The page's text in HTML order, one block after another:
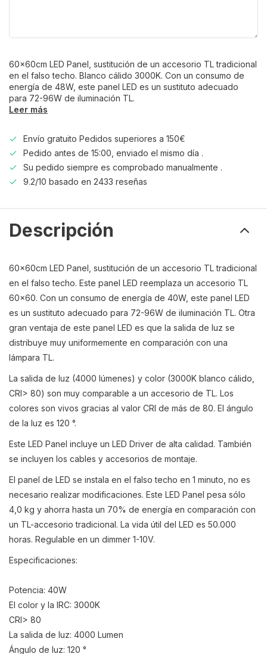
60x60cm LED Panel, sustitución de un accesorio TL tradicional
en el falso techo. Blanco cálido 3000K. Con un consumo de
energía de 48W, este panel LED es un sustituto adecuado
para 72-96W de iluminación TL.
Leer más
Envío gratuito Pedidos superiores a 150€
Pedido antes de 15:00, enviado el mismo día .
Su pedido siempre es comprobado manualmente .
9.2/10 basado en 2433 reseñas
Descripción
60x60cm LED Panel, sustitución de un accesorio TL tradicional
en el falso techo. Este panel LED reemplaza un accesorio TL
60x60. Con un consumo de energía de 40W, este panel LED
es un sustituto adecuado para 72-96W de iluminación TL. Otra
gran ventaja de este panel LED es que la salida de luz se
distribuye muy uniformemente en comparación con una
lámpara TL.
La salida de luz (4000 lúmenes) y color (3000K blanco cálido,
CRI> 80) son muy comparable a un accesorio de TL. Los
colores son vivos gracias al valor CRI de más de 80. El ángulo
de la luz es 120 °.
Este LED Panel incluye un LED Driver de alta calidad. También
se incluyen los cables y accesorios de montaje.
El panel de LED se instala en el falso techo en 1 minuto, no es
necesario realizar modificaciones. Este LED Panel pesa sólo
4,0 kg y ahorra hasta un 70% de energía en comparación con
un TL-accesorio tradicional. La vida útil del LED es 50.000
horas. Regulable en un dimmer 1-10V.
Especificaciones:
Potencia: 40W
El color y la IRC: 3000K
CRI> 80
La salida de luz: 4000 Lumen
Ángulo de luz: 120 °